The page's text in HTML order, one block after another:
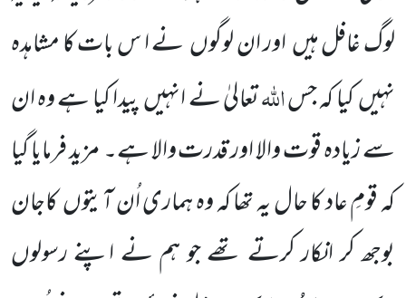
لوگ غافل ہیںاوران لوگوںنے ا س بات کا مشاہدہ
نہیںکیا کہ جساللہتعالیٰ نے انہیںپیدا کیا ہے وہ ان
سےزیادہ قوت والا اور قدرت والا ہے۔مزید فرمایا گیا
کہ قومِ عاد کا حال یہ تھا کہ وہ ہماری اُن آیتوںکاجان
بوجھ کر انکار کرتے تھے جو ہم نے اپنےرسولوں